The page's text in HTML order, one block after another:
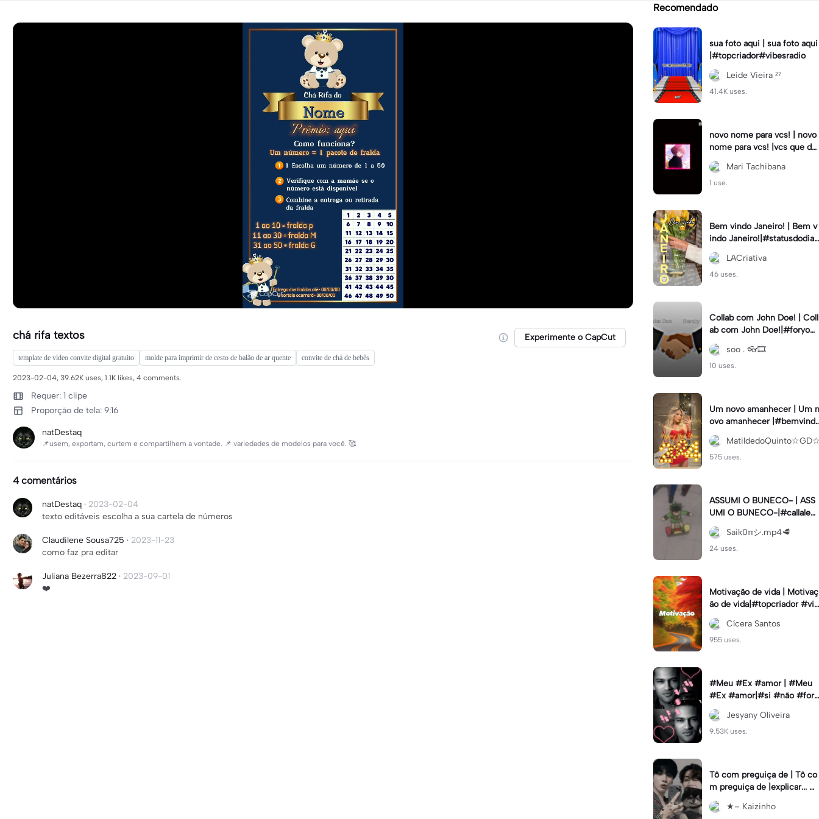
chá rifa textos Experimente o CapCut
template de vídeo convite digital gratuito molde para imprimir de cesto de balão de ar quente convite de chá de bebês
2023-02-04, 39.62K uses, 1.1K likes, 4 comments.
Requer: 1 clipe
Proporção de tela: 9:16
natDestaq
📌usem, exportam, curtem e compartilhem a vontade. 📌 variedades de modelos para você. 🥰
4 comentários
natDestaq · 2023-02-04
texto editáveis escolha a sua cartela de números
Claudilene Sousa725 · 2023-11-23
como faz pra editar
Juliana Bezerra822 · 2023-09-01
❤️
Recomendado
sua foto aqui | sua foto aqui
|#topcriador#vibesradio
Leide Vieira ᶻ⁷
41.4K uses.
novo nome para vcs! | novo
nome para vcs! |vcs que de
cidem! :3 #tokyo_revenger
s #hinatatachibana
Mari Tachibana
1 use.
Bem vindo Janeiro! | Bem v
indo Janeiro!|#statusdodia
#bemvindojaneiro #rumoa
otop #bemvindo2024
LACriativa
46 uses.
Collab com John Doe! | Coll
ab com John Doe!|#foryou
#trend #viral #xyzbca #sm
tbendysoo . 👓🎞️
10 uses.
Um novo amanhecer | Um n
ovo amanhecer
2024#fimdeano
575 uses.
ASSUMI O BUNECO- | ASS
UMI O BUNECO-|#callaleat
ória#meme#modelo#viral
#fypcapcut🔥🔥🔥
Saik0πシ︎.mp4🥩
24 uses.
Motivação de vida | Motivaç
ão de vida|#topcriador #vib
esmotiva
Cícera Santos
955 uses.
#Meu #Ex #amor | #Meu
#Ex #amor|#si #não #for
#pedir #muito
Jesyany Oliveira
9.53K uses.
Tô com preguiça de | Tô co
m preguiça de |explicar... #
Cabelorosa
★– Kaizinho